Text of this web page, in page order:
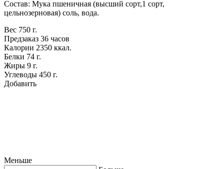
Состав: Мука пшеничная (высший сорт,1 сорт,
цельнозерновая) соль, вода.
Вес 750 г.
Предзаказ 36 часов
Калории 2350 ккал.
Белки 74 г.
Жиры 9 г.
Углеводы 450 г.
Добавить
Меньше